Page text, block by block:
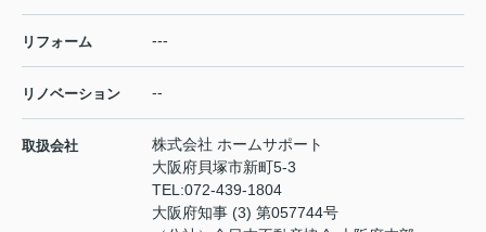
リフォーム ---
リノベーション --
取扱会社
株式会社 ホームサポート
大阪府貝塚市新町5-3
TEL:072-439-1804
大阪府知事 (3) 第057744号